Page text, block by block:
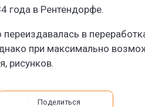
года в Рентендорфе.
в
при максимально
рисунков.
Поделиться